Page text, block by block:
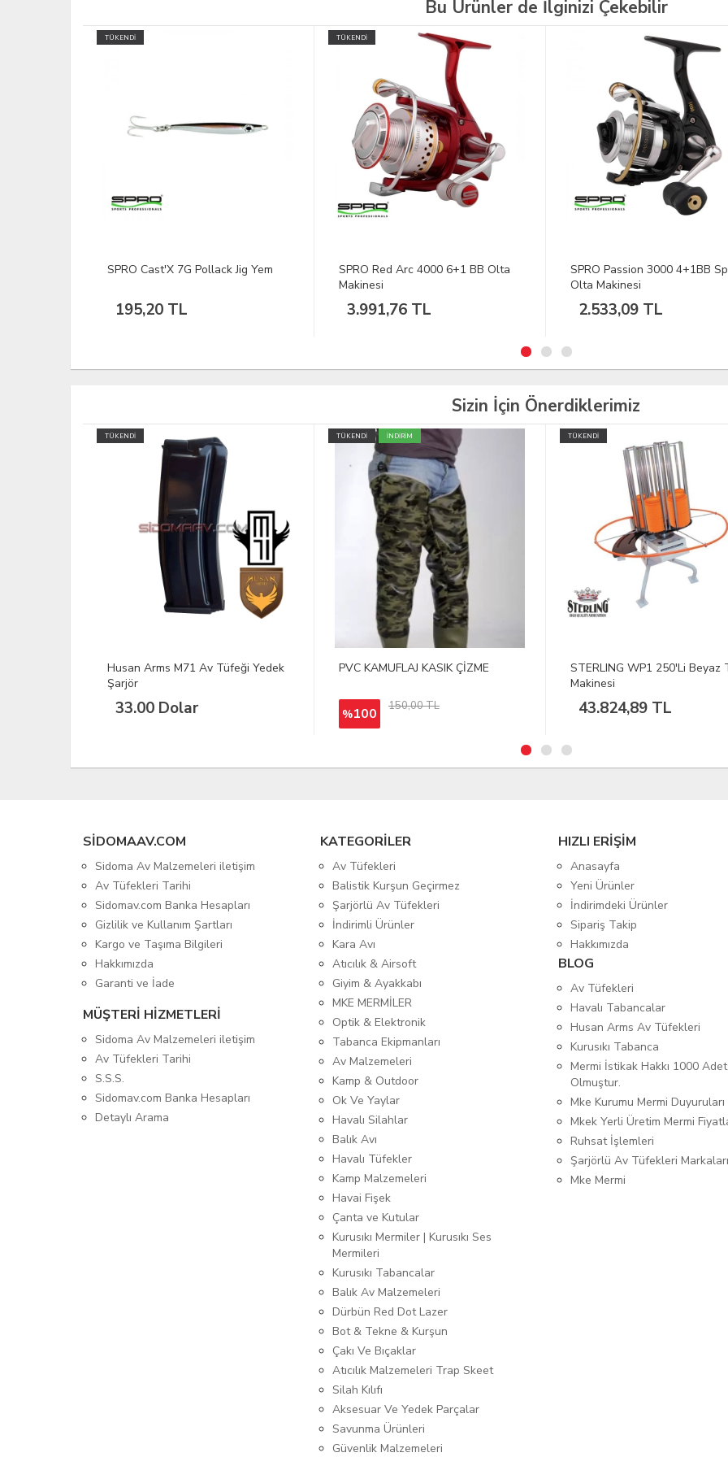
Bu Ürünler de İlginizi Çekebilir
TÜKENDİ
SPRO Red Arc 4000 6+1 BB Olta
3.991,76 TL
SPRO Passion 3000 4+1BB Spin
Olta Makinesi
2.533,09 TL
DFT S.Floats Lift Bite
1637 2,00 g
970,12 TL
Sizin İçin Önerdiklerimiz
TÜKENDİ
PVC KAMUFLAJ KASIK ÇİZME
%100 150,00 TL
TÜKENDİ
STERLING WP1 250'Li Beyaz Trap
43.824,89 TL
TÜKENDİ
D. P-LINE Konico Misina 5X15
0,23/0,57 mm
370,62 TL
SIDOMAAV.COM
Sidoma Av Malzemeleri iletişim
Av Tüfekleri Tarihi
Sidomav.com Banka Hesapları
Gizlilik ve Kullanım Şartları
Kargo ve Taşıma Bilgileri
Hakkımızda
Garanti ve İade
MÜŞTERİ HİZMETLERİ
Sidoma Av Malzemeleri iletişim
Av Tüfekleri Tarihi
S.S.S.
Sidomav.com Banka Hesapları
Detaylı Arama
KATEGORİLER
Av Tüfekleri
Balistik Kurşun Geçirmez
Şarjörlü Av Tüfekleri
İndirimli Ürünler
Kara Avı
Atıcılık & Airsoft
Giyim & Ayakkabı
MKE MERMİLER
Optik & Elektronik
Tabanca Ekipmanları
Av Malzemeleri
Kamp & Outdoor
Ok Ve Yaylar
Havalı Silahlar
Balık Avı
Havalı Tüfekler
Kamp Malzemeleri
Havai Fişek
Çanta ve Kutular
Kurusıkı Mermiler | Kurusıkı Ses
Mermileri
Kurusıkı Tabancalar
Balık Av Malzemeleri
Dürbün Red Dot Lazer
Bot & Tekne & Kurşun
Çakı Ve Bıçaklar
Atıcılık Malzemeleri Trap Skeet
Silah Kılıfı
Aksesuar Ve Yedek Parçalar
Savunma Ürünleri
Güvenlik Malzemeleri
HIZLI ERİŞİM
Anasayfa
Yeni Ürünler
İndirimdeki Ürünler
Sipariş Takip
Hakkımızda
BLOG
Av Tüfekleri
Havalı Tabancalar
Husan Arms Av Tüfekleri
Kurusıkı Tabanca
Mermi İstikak Hakkı 1000 Adet
Olmuştur.
Mke Kurumu Mermi
Mkek Yerli Üretim Mermi
Ruhsat İşlemleri
Şarjörlü Av Tüfekleri Markaları
Mke Mermi